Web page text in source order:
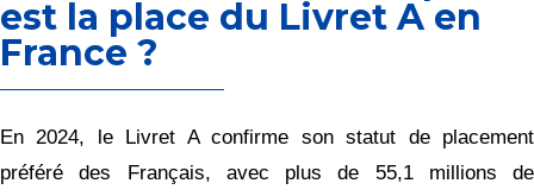
est la place du Livret A en
France ?
En 2024, le Livret A confirme son statut de placement
préféré des Français, avec plus de 55,1 millions de